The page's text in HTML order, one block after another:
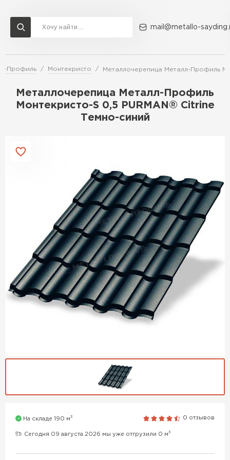
mail@metallo-
Профиль Монтекристо Металлочерепица Металл-Профиль
Металлочерепица Металл-Профиль
Монтекристо-S 0,5 PURMAN® Citrine
Темно-синий
На складе 190 м3 0 отзывов
Сегодня 09 августа 2026 мы уже отгрузили 0 м3
Доставка и оплата Акции О компании Контакты
Перейти в каталог